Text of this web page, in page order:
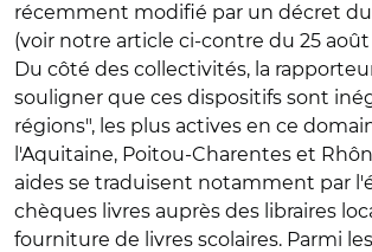
récemment modifié par un décret du
(voir notre article ci-contre du 25 août
Du côté des collectivités, la
souligner que ces dispositifs sont
régions", les plus actives en ce
l'Aquitaine, Poitou-Charentes et
aides se traduisent notamment par
chèques livres auprès des libraires
fourniture de livres scolaires. Parmi